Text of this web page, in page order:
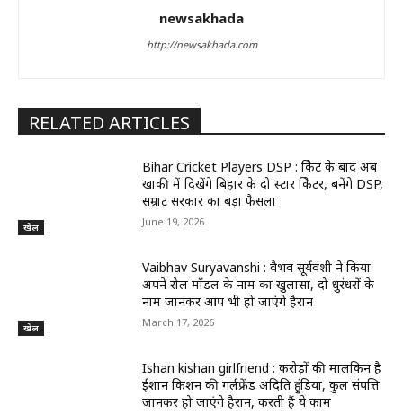
newsakhada
http://newsakhada.com
RELATED ARTICLES
खेल
Bihar Cricket Players DSP : क्रिकेट के बाद अब
खाकी में दिखेंगे बिहार के दो स्टार क्रिकेटर, बनेंगे DSP,
सम्राट सरकार का बड़ा फैसला
June 19, 2026
खेल
Vaibhav Suryavanshi : वैभव सूर्यवंशी ने किया
अपने रोल मॉडल के नाम का खुलासा, दो धुरंधरों के
नाम जानकर आप भी हो जाएंगे हैरान
March 17, 2026
Ishan kishan girlfriend : करोड़ों की मालकिन है
ईशान किशन की गर्लफ्रेंड अदिति हुंडिया, कुल संपत्ति
जानकर हो जाएंगे हैरान, करती हैं ये काम